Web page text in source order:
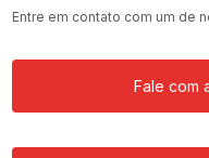
Entre em contato com um de
Fale com